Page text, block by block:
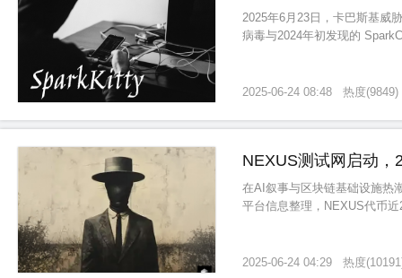
2025年6月23日，卡巴斯基威
病毒与2024年初发现的
2025-06-24 08:48 热度(9849)
NEXUS测试网启动
在AI叙事与区块链基础设施热
平台信息整理，NEXUS代币
2025-06-24 04:29 热度(10191